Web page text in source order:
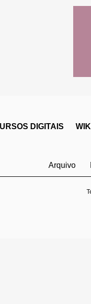
DIGITAIS
Arquivo